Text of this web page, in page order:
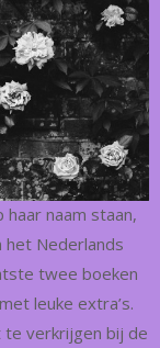
naam staan,
het Nederlands
twee boeken
leuke extra’s.
verkrijgen bij de